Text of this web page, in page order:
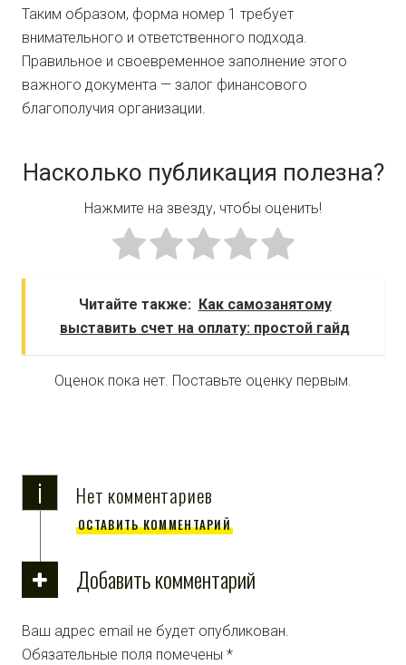
Таким образом, форма номер 1 требует
внимательного и ответственного подхода.
Правильное и своевременное заполнение этого
важного документа — залог финансового
благополучия организации.
Насколько публикация полезна?
Нажмите на звезду, чтобы оценить!
Читайте также:
Как самозанятому
выставить счет на оплату: простой гайд
Оценок пока нет. Поставьте оценку первым.
i Нет комментариев
ОСТАВИТЬ КОММЕНТАРИЙ
Добавить комментарий
Ваш адрес email не будет опубликован.
Обязательные поля помечены *